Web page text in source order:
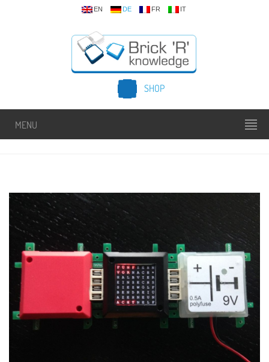
EN DE FR IT
SHOP
MENU